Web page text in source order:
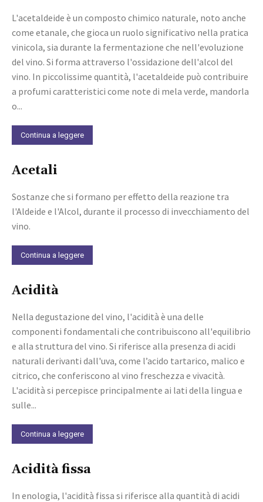
L'acetaldeide è un composto chimico naturale, noto anche
come etanale, che gioca un ruolo significativo nella pratica
vinicola, sia durante la fermentazione che nell'evoluzione
del vino. Si forma attraverso l'ossidazione dell'alcol del
vino. In piccolissime quantità, l'acetaldeide può contribuire
a profumi caratteristici come note di mela verde, mandorla
o...
Continua a leggere
Acetali
Sostanze che si formano per effetto della reazione tra
l'Aldeide e l'Alcol, durante il processo di invecchiamento del
vino.
Continua a leggere
Acidità
Nella degustazione del vino, l'acidità è una delle
componenti fondamentali che contribuiscono all'equilibrio
e alla struttura del vino. Si riferisce alla presenza di acidi
naturali derivanti dall'uva, come l’acido tartarico, malico e
citrico, che conferiscono al vino freschezza e vivacità.
L'acidità si percepisce principalmente ai lati della lingua e
sulle...
Continua a leggere
Acidità fissa
In enologia, l'acidità fissa si riferisce alla quantità di acidi